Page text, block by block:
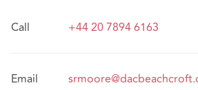
Call +44 20 7894 6163
Email